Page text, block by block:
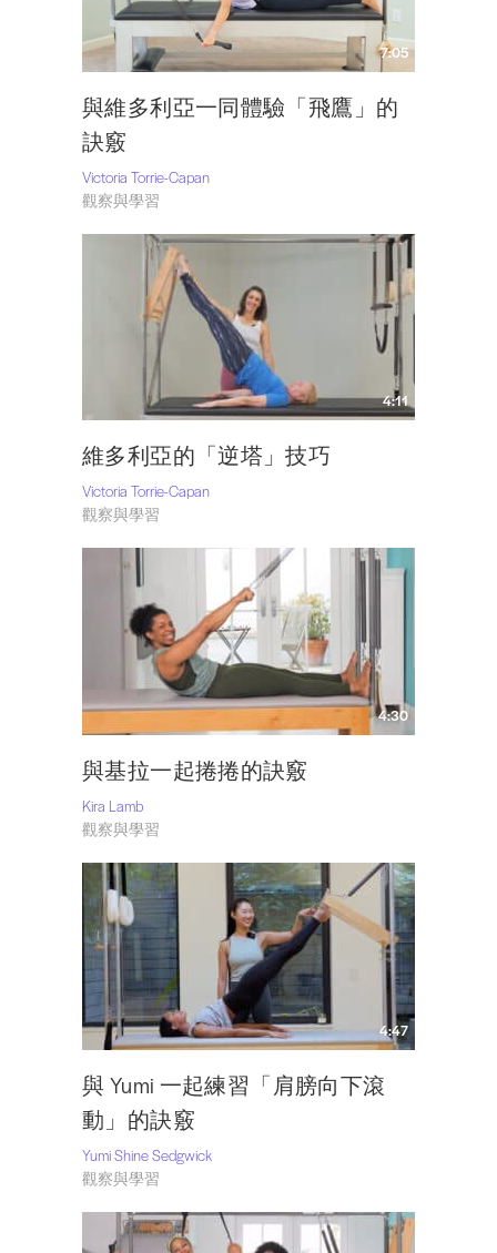
7:05
與維多利亞一同體驗「飛鷹」的
訣竅
Victoria Torrie-Capan
觀察與學習
4:11
維多利亞的「逆塔」技巧
Victoria Torrie-Capan
觀察與學習
4:30
與基拉一起捲捲的訣竅
Kira Lamb
觀察與學習
4:47
與 Yumi 一起練習「肩膀向下滾
動」的訣竅
Yumi Shine Sedgwick
觀察與學習